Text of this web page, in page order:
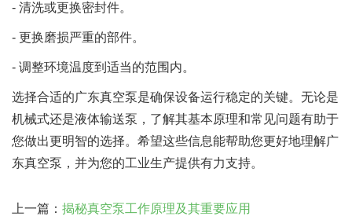
- 清洗或更换密封件。
- 更换磨损严重的部件。
- 调整环境温度到适当的范围内。
选择合适的广东真空泵是确保设备运行稳定的关键。无论是
机械式还是液体输送泵，了解其基本原理和常见问题有助于
您做出更明智的选择。希望这些信息能帮助您更好地理解广
东真空泵，并为您的工业生产提供有力支持。
上一篇： 揭秘真空泵工作原理及其重要应用